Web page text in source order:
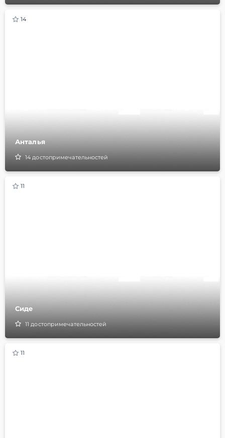
14
Анталья
14достопримечательностей
11
Сиде
11достопримечательностей
11